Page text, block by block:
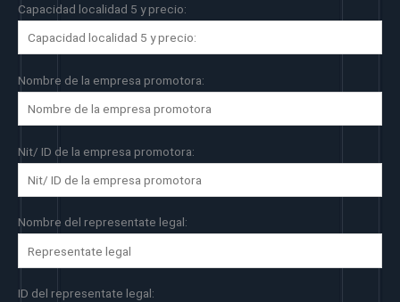
Capacidad localidad 5 y precio:
Nombre de la empresa promotora:
Nit/ ID de la empresa promotora:
Nombre del representate legal:
ID del representate legal: